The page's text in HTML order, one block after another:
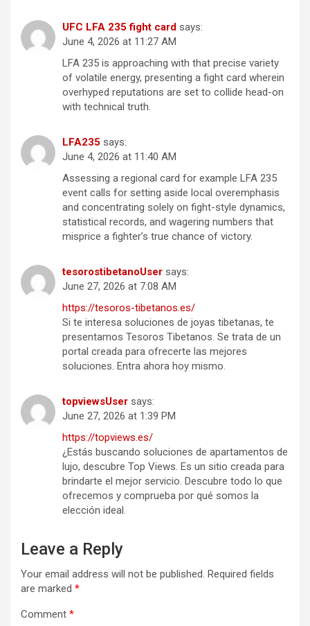
UFC LFA 235 fight card says:
June 4, 2026 at 11:27 AM
LFA 235 is approaching with that precise variety
of volatile energy, presenting a fight card wherein
overhyped reputations are set to collide head-on
with technical truth.
LFA235 says:
June 4, 2026 at 11:40 AM
Assessing a regional card for example LFA 235
event calls for setting aside local overemphasis
and concentrating solely on fight-style dynamics,
statistical records, and wagering numbers that
misprice a fighter’s true chance of victory.
tesorostibetanoUser says:
June 27, 2026 at 7:08 AM
https://tesoros-tibetanos.es/
Si te interesa soluciones de joyas tibetanas, te
presentamos Tesoros Tibetanos. Se trata de un
portal creada para ofrecerte las mejores
soluciones. Entra ahora hoy mismo.
topviewsUser says:
June 27, 2026 at 1:39 PM
https://topviews.es/
¿Estás buscando soluciones de apartamentos de
lujo, descubre Top Views. Es un sitio creada para
brindarte el mejor servicio. Descubre todo lo que
ofrecemos y comprueba por qué somos la
elección ideal.
Leave a Reply
Your email address will not be published. Required fields
are marked *
Comment *